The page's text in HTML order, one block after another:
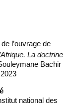
l’ouvrage de
La doctrine
Bachir
national des